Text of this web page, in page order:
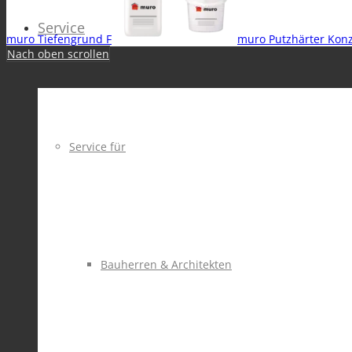
Service
Service für
Bauherren & Architekten
muro Tiefengrund F
muro Putzhärter
Nach oben scrollen